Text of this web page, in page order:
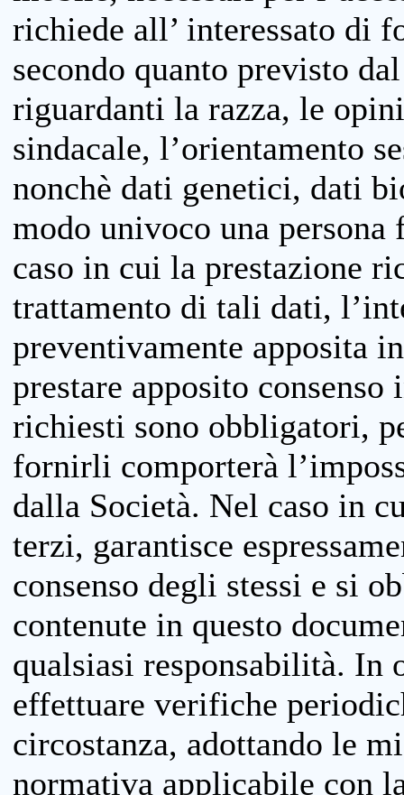
richiede all’ interessato di
secondo quanto previsto
riguardanti la razza, le
sindacale, l’orientamento
nonchè dati genetici, dati
modo univoco una
caso in cui la prestazione
trattamento di tali dati,
preventivamente apposita
prestare apposito
richiesti sono obbligatori,
fornirli comporterà
dalla Società. Nel caso in
terzi, garantisce
consenso degli stessi e si
contenute in questo
qualsiasi responsabilità. In
effettuare verifiche
circostanza, adottando le
normativa applicabile con